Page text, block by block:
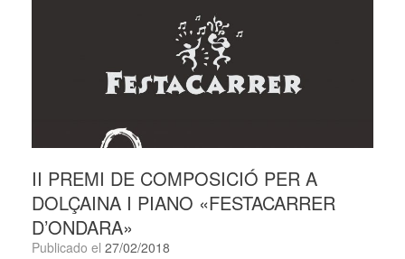
II PREMI DE COMPOSICIÓ PER A
DOLÇAINA I PIANO «FESTACARRER
D’ONDARA»
Publicado el 27/02/2018